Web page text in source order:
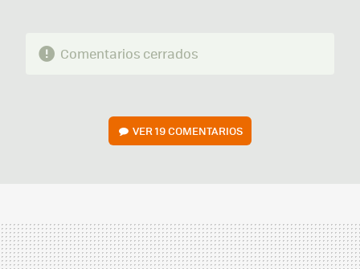
Comentarios cerrados
VER19 COMENTARIOS